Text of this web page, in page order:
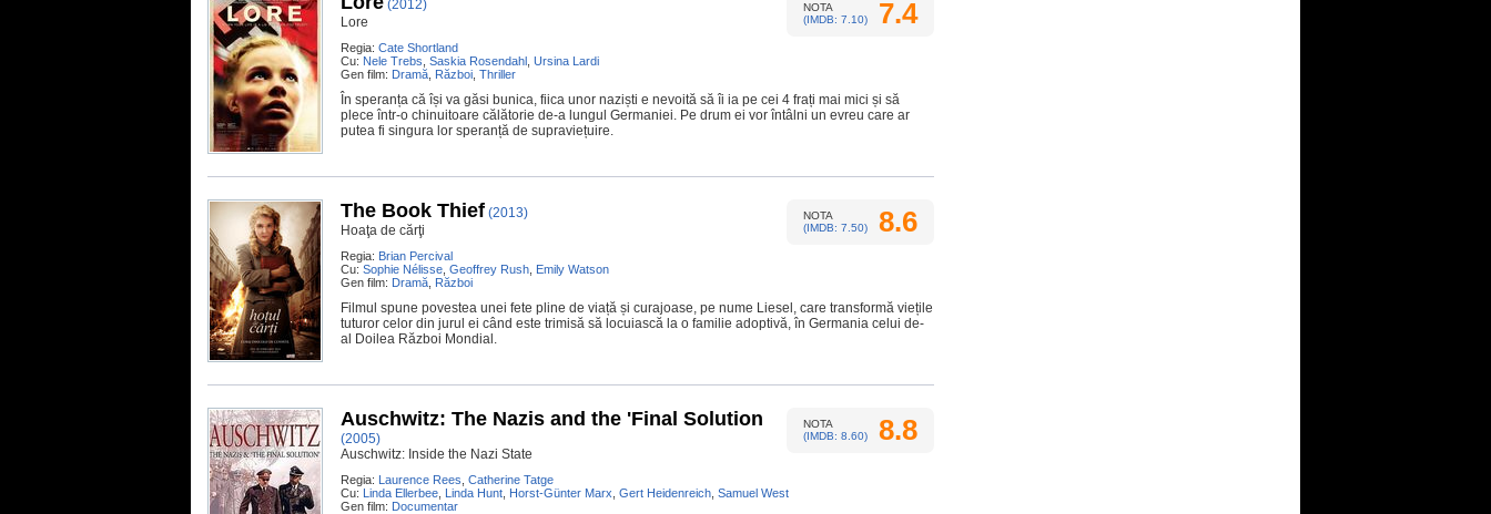
NOTA
(IMDB: 7.10)
7.4
(2012)
Lore
Regia: Cate Shortland
Cu: Nele Trebs Saskia Rosendahl Ursina Lardi
Gen film: Dramă Război Thriller
În speranța că își va găsi bunica, fiica unor naziști e nevoită să îi ia pe cei 4 frați mai mici și să
plece într-o chinuitoare călătorie de-a lungul Germaniei. Pe drum ei vor întâlni un evreu care ar
putea fi singura lor speranță de supraviețuire.
NOTA
(IMDB: 7.50)
8.6
The Book Thief (2013)
Hoaţa de cărţi
Regia: Brian Percival
Cu: Sophie Nélisse Geoffrey Rush Emily Watson
Gen film: Dramă Război
Filmul spune povestea unei fete pline de viață și curajoase, pe nume Liesel, care transformă viețile
tuturor celor din jurul ei când este trimisă să locuiască la o familie adoptivă, în Germania celui de-
al Doilea Război Mondial.
NOTA
(IMDB: 8.60)
8.8
Auschwitz: The Nazis and the 'Final Solution
(2005)
Auschwitz: Inside the Nazi State
Regia: Laurence Rees Catherine Tatge
Cu: Linda Ellerbee Linda Hunt Horst-Günter Marx Gert Heidenreich Samuel West
Gen film: Documentar